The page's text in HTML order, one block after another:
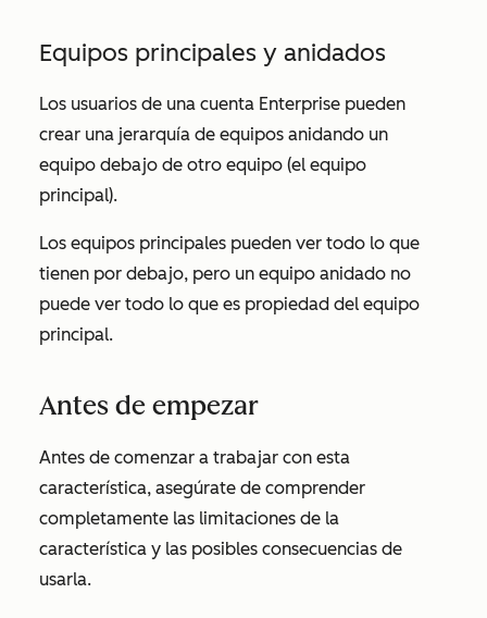
Equipos principales y anidados
Los usuarios de una cuenta Enterprise pueden
crear una jerarquía de equipos anidando un
equipo debajo de otro equipo (el equipo
principal).
Los equipos principales pueden ver todo lo que
tienen por debajo, pero un equipo anidado no
puede ver todo lo que es propiedad del equipo
principal.
Antes de empezar
Antes de comenzar a trabajar con esta
característica, asegúrate de comprender
completamente las limitaciones de la
característica y las posibles consecuencias de
usarla.